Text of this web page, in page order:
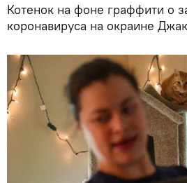
Котенок на фоне граффити о
коронавируса на окраине